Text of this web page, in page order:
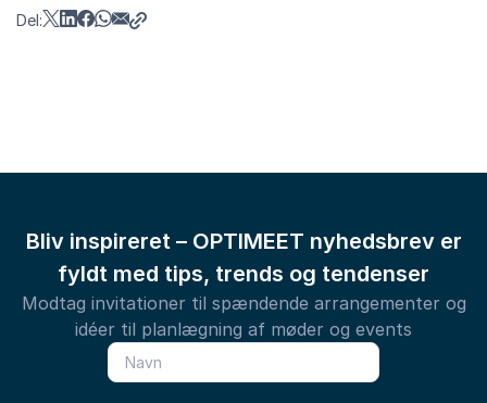
Del:
Bliv inspireret – OPTIMEET nyhedsbrev er
fyldt med tips, trends og tendenser
Modtag invitationer til spændende arrangementer og
idéer til planlægning af møder og events